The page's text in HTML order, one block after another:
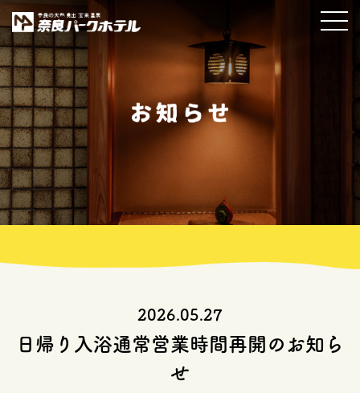
2026.05.27
日帰り入浴通常営業時間再開のお知ら
せ